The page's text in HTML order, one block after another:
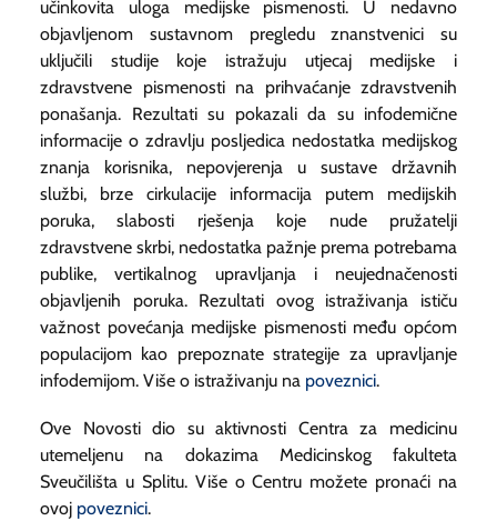
učinkovita uloga medijske pismenosti. U nedavno
objavljenom sustavnom pregledu znanstvenici su
uključili studije koje istražuju utjecaj medijske i
zdravstvene pismenosti na prihvaćanje zdravstvenih
ponašanja. Rezultati su pokazali da su infodemične
informacije o zdravlju posljedica nedostatka medijskog
znanja korisnika, nepovjerenja u sustave državnih
službi, brze cirkulacije informacija putem medijskih
poruka, slabosti rješenja koje nude pružatelji
zdravstvene skrbi, nedostatka pažnje prema potrebama
publike, vertikalnog upravljanja i neujednačenosti
objavljenih poruka. Rezultati ovog istraživanja ističu
važnost povećanja medijske pismenosti među općom
populacijom kao prepoznate strategije za upravljanje
infodemijom. Više o istraživanju na poveznici.
Ove Novosti dio su aktivnosti Centra za medicinu
utemeljenu na dokazima Medicinskog fakulteta
Sveučilišta u Splitu. Više o Centru možete pronaći na
ovoj poveznici.